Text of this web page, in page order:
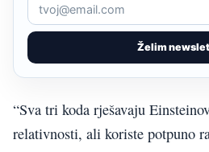
Želim
“Sva tri koda rješavaju
relativnosti, ali koriste potpuno